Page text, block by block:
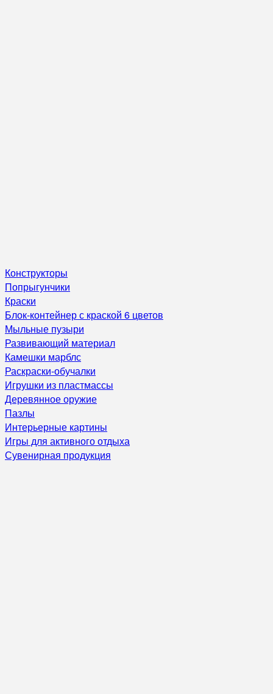
Конструкторы
Попрыгунчики
Краски
Блок-контейнер с краской 6 цветов
Мыльные пузыри
Развивающий материал
Камешки марблс
Раскраски-обучалки
Игрушки из пластмассы
Деревянное оружие
Пазлы
Интерьерные картины
Игры для активного отдыха
Сувенирная продукция